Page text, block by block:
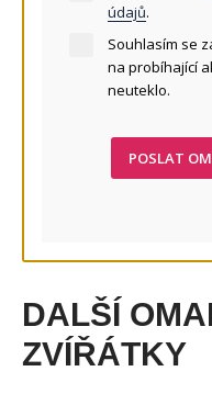
údajů.
Souhlasím se
na probíhající
neuteklo.
POSLAT
DALŠÍ
ZVÍŘÁTKY